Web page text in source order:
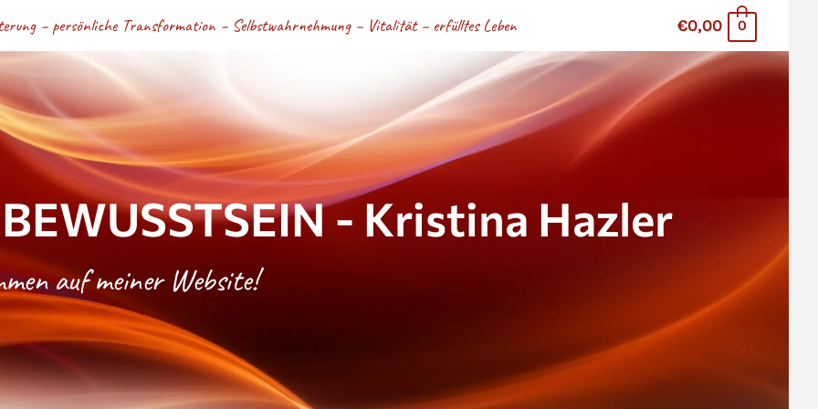
– persönliche Transformation – Selbstwahrnehmung – Vitalität – erfülltes Leben €0,00 0
- Kristina Hazler
auf meiner Website!